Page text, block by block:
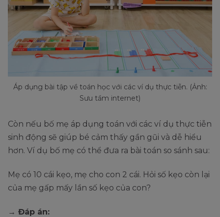
Áp dụng bài tập về toán học với các ví dụ thực tiễn. (Ảnh:
Sưu tầm internet)
Còn nếu bố mẹ áp dụng toán với các ví dụ thực tiễn
sinh động sẽ giúp bé cảm thấy gần gũi và dễ hiểu
hơn. Ví dụ bố mẹ có thể đưa ra bài toán so sánh sau:
Mẹ có 10 cái kẹo, mẹ cho con 2 cái. Hỏi số kẹo còn lại
của mẹ gấp mấy lần số kẹo của con?
→ Đáp án: